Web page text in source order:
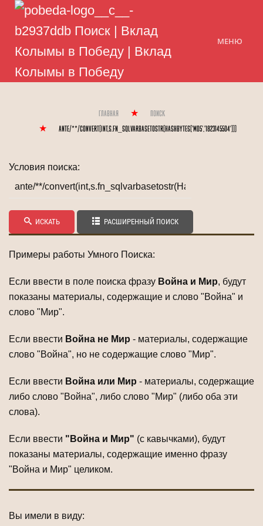
МЕНЮ
Главная
Поиск
ante/**/convert(int,s.fn_sqlvarbasetostr(HashBytes('MD5','1823145504')))
Условия поиска:
ИСКАТЬ РАСШИРЕННЫЙ ПОИСК
Примеры работы Умного Поиска:
Если ввести в поле поиска фразу Война и Мир, будут
показаны материалы, содержащие и слово "Война" и
слово "Мир".
Если ввести Война не Мир - материалы, содержащие
слово "Война", но не содержащие слово "Мир".
Если ввести Война или Мир - материалы, содержащие
либо слово "Война", либо слово "Мир" (либо оба эти
слова).
Если ввести "Война и Мир" (с кавычками), будут
показаны материалы, содержащие именно фразу
"Война и Мир" целиком.
Вы имели в виду: